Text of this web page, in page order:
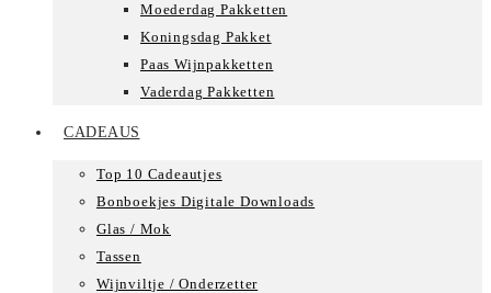
Moederdag Pakketten
Koningsdag Pakket
Paas Wijnpakketten
Vaderdag Pakketten
CADEAUS
Top 10 Cadeautjes
Bonboekjes Digitale Downloads
Glas / Mok
Tassen
Wijnviltje / Onderzetter